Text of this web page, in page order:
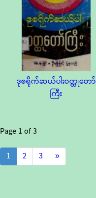
ဒုစရိုက်ဆယ်ပါးဝတ္ထုတော်
ကြီး
Page1 of3
1
2 3 »